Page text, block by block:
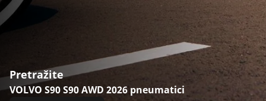
Pretražite
VOLVO S90 S90 AWD 2026 pneumatici